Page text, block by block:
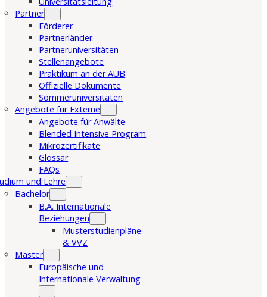
Partner
Förderer
Partnerländer
Partneruniversitäten
Stellenangebote
Praktikum an der AUB
Offizielle Dokumente
Sommeruniversitäten
Angebote für Externe
Angebote für Anwälte
Blended Intensive Program
Mikrozertifikate
Glossar
FAQs
und Lehre
Bachelor
B.A. Internationale
Beziehungen
Musterstudienpläne
& VVZ
Master
Europäische und
Internationale Verwaltung